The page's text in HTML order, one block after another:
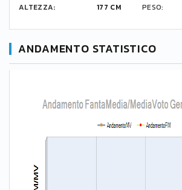
ALTEZZA:
177 CM PESO:
ANDAMENTO STATISTICO